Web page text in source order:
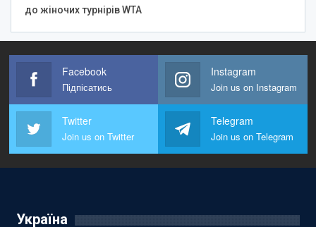
до жіночих турнірів WTA
Facebook
Підпісатись
Instagram
Join us on Instagram
Twitter
Join us on Twitter
Telegram
Join us on Telegram
Україна